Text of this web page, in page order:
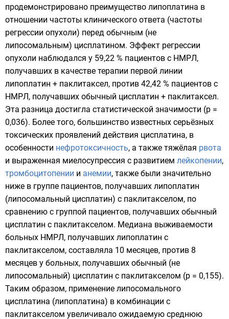
продемонстрировано преимущество липоплатина в
отношении частоты клинического ответа (частоты
регрессии опухоли) перед обычным (не
липосомальным) цисплатином. Эффект регрессии
опухоли наблюдался у 59,22 % пациентов с НМРЛ,
получавших в качестве терапии первой линии
липоплатин + паклитаксел, против 42,42 % пациентов с
НМРЛ, получавших обычный цисплатин + паклитаксел.
Эта разница достигла статистической значимости (p =
0,036). Более того, большинство известных серьёзных
токсических проявлений действия цисплатина, в
особенности нефротоксичность, а также тяжёлая рвота
и выраженная миелосупрессия с развитием лейкопении,
тромбоцитопении и анемии, также были значительно
ниже в группе пациентов, получавших липоплатин
(липосомальный цисплатин) с паклитакселом, по
сравнению с группой пациентов, получавших обычный
цисплатин с паклитакселом. Медиана выживаемости
больных НМРЛ, получавших липоплатин с
паклитакселом, составляла 10 месяцев, против 8
месяцев у больных, получавших обычный (не
липосомальный) цисплатин с паклитакселом (p = 0,155).
Таким образом, применение липосомального
цисплатина (липоплатина) в комбинации с
паклитакселом увеличивало ожидаемую среднюю